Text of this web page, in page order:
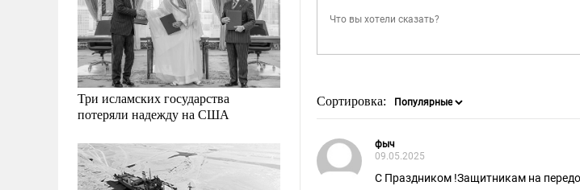
Три исламских государства
потеряли надежду на США
Сортировка:
фыч
09.05.2025
С Праздником !Защитникам на